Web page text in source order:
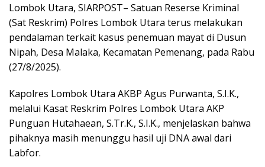
Lombok Utara, SIARPOST– Satuan Reserse Kriminal
(Sat Reskrim) Polres Lombok Utara terus melakukan
pendalaman terkait kasus penemuan mayat di Dusun
Nipah, Desa Malaka, Kecamatan Pemenang, pada Rabu
(27/8/2025).
Kapolres Lombok Utara AKBP Agus Purwanta, S.I.K.,
melalui Kasat Reskrim Polres Lombok Utara AKP
Punguan Hutahaean, S.Tr.K., S.I.K., menjelaskan bahwa
pihaknya masih menunggu hasil uji DNA awal dari
Labfor.